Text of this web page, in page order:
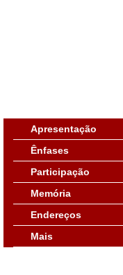
Apresentação
Ênfases
Participação
Memória
Endereços
Mais